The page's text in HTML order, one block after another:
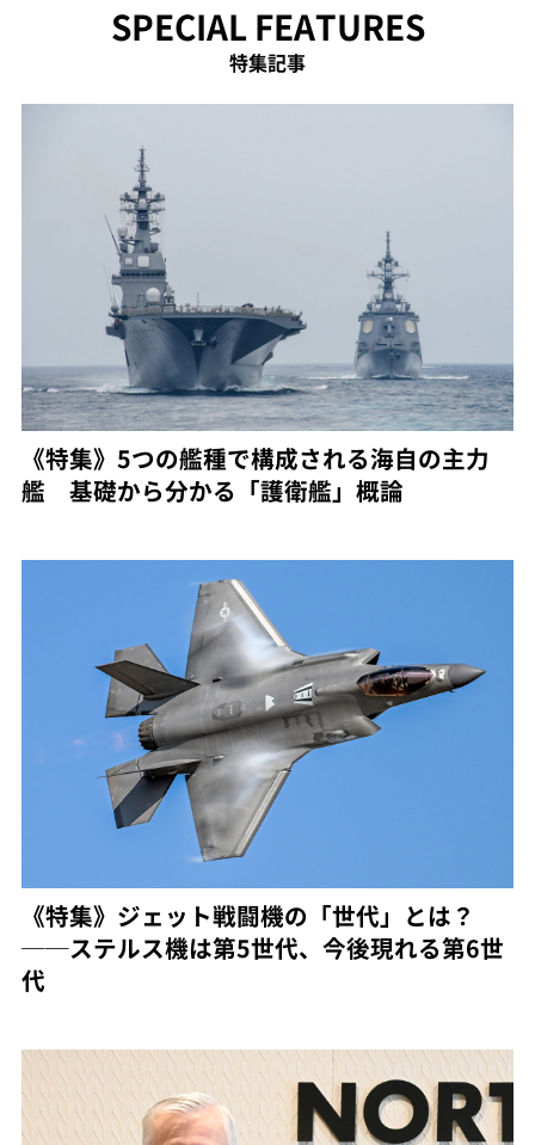
SPECIAL FEATURES
特集記事
《特集》5つの艦種で構成される海自の主力
艦 基礎から分かる「護衛艦」概論
《特集》ジェット戦闘機の「世代」とは？
──ステルス機は第5世代、今後現れる第6世
代